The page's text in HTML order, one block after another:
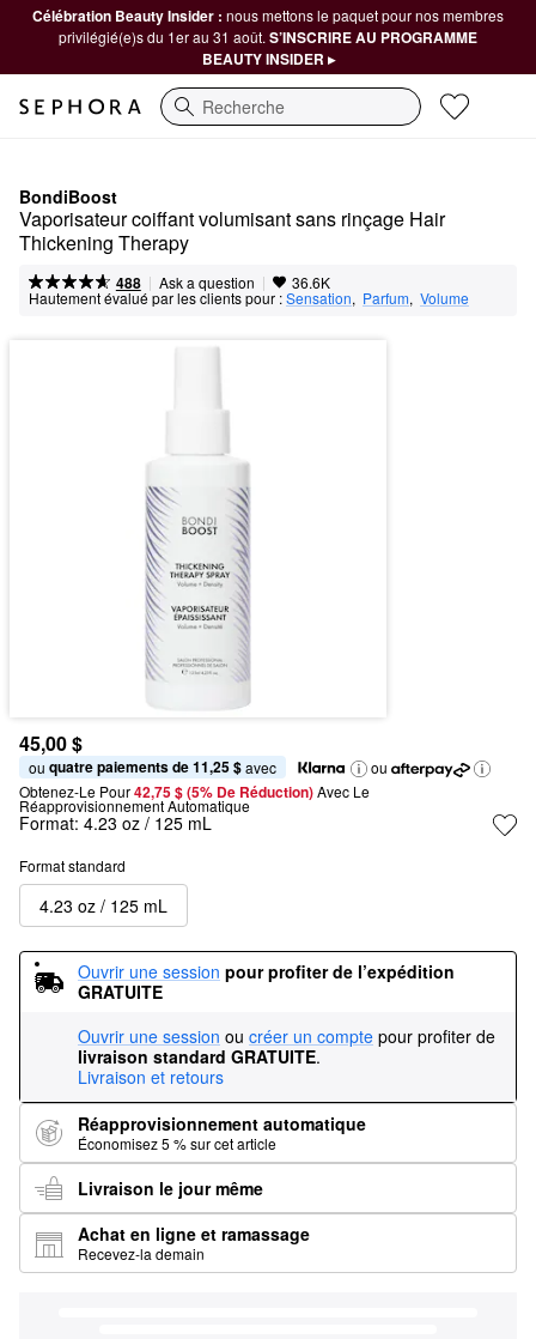
Célébration Beauty Insider : nous mettons le paquet pour nos membres
privilégié(e)s du 1er au 31 août. S’INSCRIRE AU PROGRAMME
BEAUTY INSIDER ▸
Recherche
BondiBoost
Vaporisateur coiffant volumisant sans rinçage Hair
Thickening Therapy
488 | Ask a question | 36.6K
Hautement évalué par les clients pour :Sensation, Parfum, Volume
45,00 $
ou quatre paiements de 11,25 $ avec
ou
Obtenez-Le Pour42,75 $ (5% De Réduction) Avec Le
Réapprovisionnement Automatique
Format: 4.23 oz / 125 mL
Format standard
4.23 oz / 125 mL
Ouvrir une session pour profiter de l’expédition
GRATUITE
Ouvrir une session ou créer un compte pour profiter de
livraison standard GRATUITE.
Livraison et retours
Réapprovisionnement automatique
Économisez 5 % sur cet article
Livraison le jour même
Achat en ligne et ramassage
Recevez-la demain